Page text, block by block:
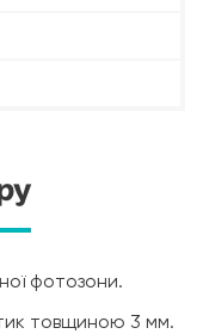
фотозони.
товщиною 3 мм.